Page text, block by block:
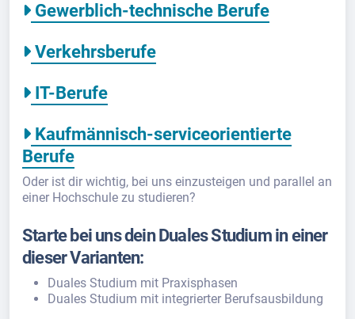
Gewerblich-technische Berufe
Verkehrsberufe
IT-Berufe
Kaufmännisch-serviceorientierte
Berufe
Oder ist dir wichtig, bei uns einzusteigen und parallel an
einer Hochschule zu studieren?
Starte bei uns dein Duales Studium in einer
dieser Varianten:
Duales Studium mit Praxisphasen
Duales Studium mit integrierter Berufsausbildung